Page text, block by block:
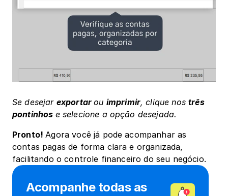
Se desejar exportar ou imprimir, clique nos três
pontinhos e selecione a opção desejada.
Pronto! Agora você já pode acompanhar as
contas pagas de forma clara e organizada,
facilitando o controle financeiro do seu negócio.
Acompanhe todas as